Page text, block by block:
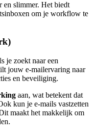
en slimmer. Het biedt
om je workflow te
je zoekt naar een
jouw e-mailervaring naar
en beveiliging.
aan, wat betekent dat
kun je e-mails vastzetten
maakt het makkelijk om